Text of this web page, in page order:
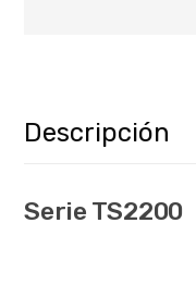
Descripción
Serie TS2200